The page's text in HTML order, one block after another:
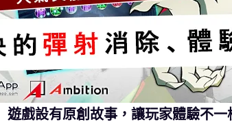
遊戲設有原創故事，讓玩家體驗不